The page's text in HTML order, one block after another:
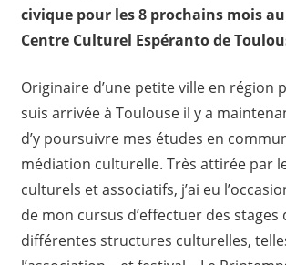
civique pour les 8 prochains mois
Centre Culturel Espéranto de
Originaire d’une petite ville en région
suis arrivée à Toulouse il y a
d’y poursuivre mes études en
médiation culturelle. Très attirée par
culturels et associatifs, j’ai eu
de mon cursus d’effectuer des stages
différentes structures culturelles,